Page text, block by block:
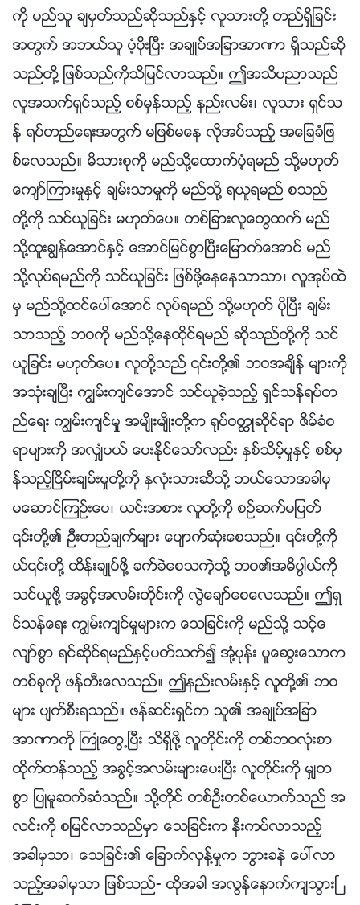
ကို မည္သူ ခ်မွတ္သည္ဆိုသည္ႏွင့္ လူသားတို႔ တည္ရွိျခင္း
အတြက္ အဘယ္သူ ပံ့ပိုးၿပီး အခ်ဳပ္အျခာအာဏာ ရွိသည္ဆို
သည္တို႔ ျဖစ္သည္ကိုသိျမင္လာသည္။ ဤအသိပညာသည္
လူအသက္ရွင္သည့္ စစ္မွန္သည့္ နည္းလမ္း၊ လူသား ရွင္သ
န္ ရပ္တည္ေရးအတြက္ မျဖစ္မေန လိုအပ္သည့္ အေျခခံျဖ
စ္ေလသည္။ မိသားစုကို မည္သို႔ေထာက္ပံ့ရမည္ သို႔မဟုတ္
ေက်ာ္ၾကားမႈႏွင့္ ခ်မ္းသာမႈကို မည္သို႔ ရယူရမည္ စသည္
တို႔ကို သင္ယူျခင္း မဟုတ္ေပ။ တစ္ျခားလူေတြထက္ မည္
သို႔ထူးခြၽန္ေအာင္ႏွင့္ ေအာင္ျမင္စြာၿပီးေျမာက္ေအာင္ မည္
သို႔လုပ္ရမည္ကို သင္ယူျခင္း ျဖစ္ဖို႔ေနေနသာသာ၊ လူအုပ္ထဲ
မွ မည္သို႔ထင္ေပၚေအာင္ လုပ္ရမည္ သို႔မဟုတ္ ပိုၿပီး ခ်မ္း
သာသည့္ ဘဝကို မည္သို႔ေနထိုင္ရမည္ ဆိုသည္တို႔ကို သင္
ယူျခင္း မဟုတ္ေပ။ လူတို႔သည္ ၎တို႔၏ ဘဝအခ်ိန္ မ်ားကို
အသုံးခ်ၿပီး ကြၽမ္းက်င္ေအာင္ သင္ယူခဲ့သည့္ ရွင္သန္ရပ္တ
ည္ေရး ကြၽမ္းက်င္မႈ အမ်ိဳးမ်ိဳးတို႔က ႐ုပ္ဝတၳဳဆိုင္ရာ ဇိမ္ခံစ
ရာမ်ားကို အလွ်ံပယ္ ေပးႏိုင္ေသာ္လည္း ႏွစ္သိမ့္မႈႏွင့္ စစ္မွ
န္သည့္ၿငိမ္းခ်မ္းမႈတို႔ကို ႏွလုံးသားဆီသို႔ ဘယ္ေသာအခါမွ
မေဆာင္ၾကဥ္းေပ၊ ယင္းအစား လူတို႔ကို စဥ္ဆက္မျပတ္
၎တို႔၏ ဦးတည္ခ်က္မ်ား ေပ်ာက္ဆုံးေစသည္။ ၎တို႔ကို
ယ္၎တို႔ ထိန္းခ်ဳပ္ဖို႔ ခက္ခဲေစသကဲ့သို႔ ဘဝ၏အဓိပၸါယ္ကို
သင္ယူဖို႔ အခြင့္အလမ္းတိုင္းကို လြဲေခ်ာ္ေစေလသည္။ ဤရွ
င္သန္ေရး ကြၽမ္းက်င္မႈမ်ားက ေသျခင္းကို မည္သို႔ သင့္ေ
လ်ာ္စြာ ရင္ဆိုင္ရမည္ႏွင့္ပတ္သက္၍ အုံ႔ပုန္း ပူေဆြးေသာက
တစ္ခုကို ဖန္တီးေလသည္။ ဤနည္းလမ္းႏွင့္ လူတို႔၏ ဘဝ
မ်ား ပ်က္စီးရသည္။ ဖန္ဆင္းရွင္က သူ၏ အခ်ဳပ္အျခာ
အာဏာကို ႀကဳံေတြ႕ၿပီး သိရွိဖို႔ လူတိုင္းကို တစ္ဘဝလုံးစာ
ထိုက္တန္သည့္ အခြင့္အလမ္းမ်ားေပးၿပီး လူတိုင္းကို မွ်တ
စြာ ျပဳမူဆက္ဆံသည္။ သို႔တိုင္ တစ္ဦးတစ္ေယာက္သည္ အ
လင္းကို စျမင္လာသည္မွာ ေသျခင္းက နီးကပ္လာသည့္
အခါမွသာ၊ ေသျခင္း၏ ေျခာက္လွန႔္မႈက ဘြားခနဲ ေပၚလာ
သည့္အခါမွသာ ျဖစ္သည္- ထိုအခါ အလြန္ေနာက္က်သြားၿ